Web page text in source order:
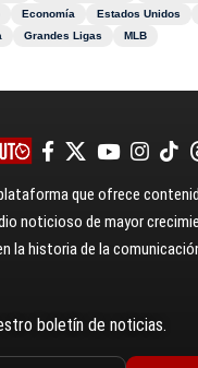
Economía Estados Unidos
Grandes Ligas MLB
que ofrece
noticioso de mayor
la historia de la
boletín de noticias.